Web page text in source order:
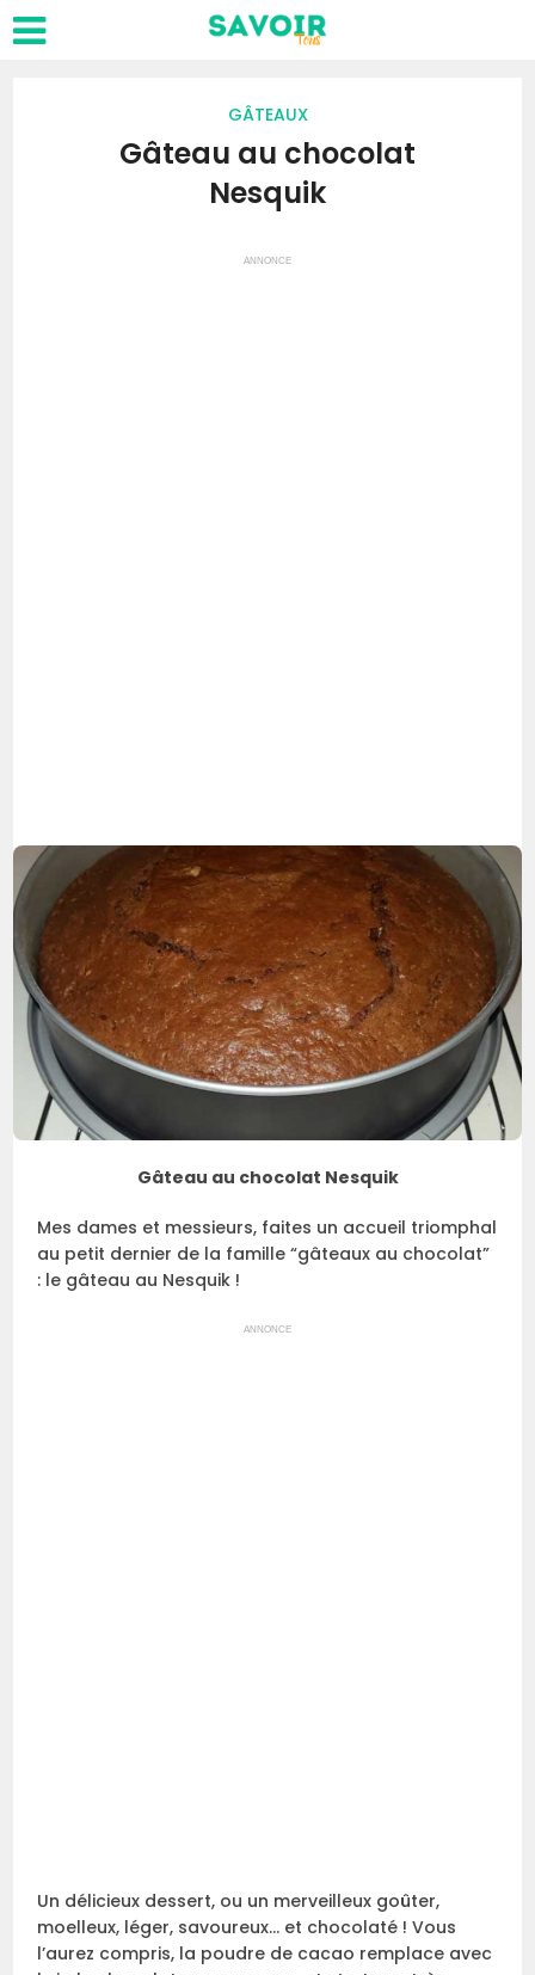
GÂTEAUX
Gâteau au chocolat
Nesquik
ANNONCE
Gâteau au chocolat Nesquik
Mes dames et messieurs, faites un accueil triomphal
au petit dernier de la famille “gâteaux au chocolat”
: le gâteau au Nesquik !
ANNONCE
Un délicieux dessert, ou un merveilleux goûter,
moelleux, léger, savoureux… et chocolaté ! Vous
l’aurez compris, la poudre de cacao remplace avec